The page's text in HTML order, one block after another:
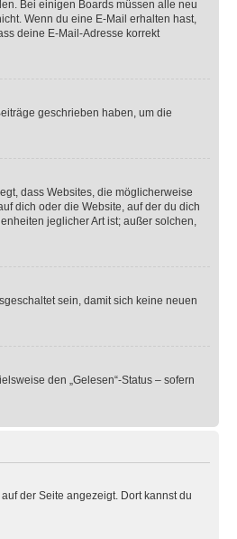
Bei einigen Boards müssen alle neu
Wenn du eine E-Mail erhalten hast,
deine E-Mail-Adresse korrekt
geschrieben haben, um die
dass Websites, die möglicherweise
dich oder die Website, auf der du dich
jeglicher Art ist; außer solchen,
sein, damit sich keine neuen
den „Gelesen“-Status – sofern
der Seite angezeigt. Dort kannst du